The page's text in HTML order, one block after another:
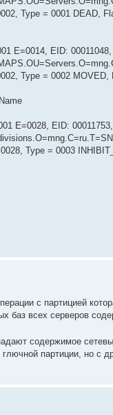
Type = 0001 DEAD,
E=0014, EID: 00011048,
Type = 0002 MOVED,
E=0028, EID: 00011753,
Type = 0003
с партицией
баз всех серверов
содержимое
партиции, но с